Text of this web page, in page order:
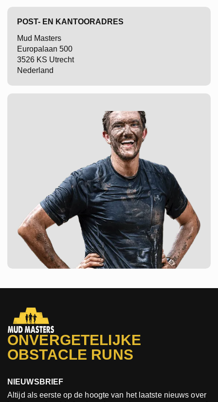
POST- EN KANTOORADRES
Mud Masters
Europalaan 500
3526 KS Utrecht
Nederland
ONVERGETELIJKE
OBSTACLE RUNS
NIEUWSBRIEF
Altijd als eerste op de hoogte van het laatste nieuws over